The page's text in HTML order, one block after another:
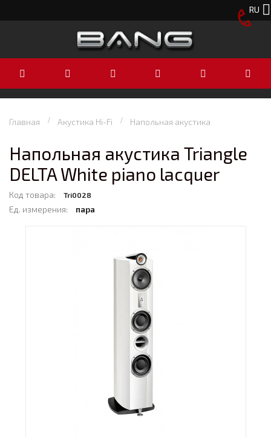
RU
Главная Акустика Hi-Fi Напольная акустика
Напольная акустика Triangle
DELTA White piano lacquer
Код товара: Tri0028
Ед. измерения: пара